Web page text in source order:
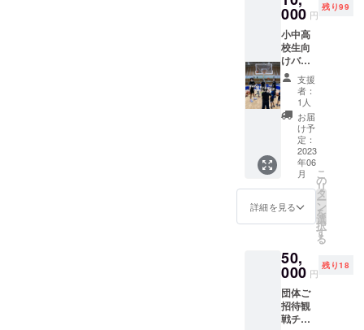
（上記
以外の
試合）
来シー
ズンの
試合分
に関し
まして
は、試
合日程
が決定
次第
メール
しま
す。
見込ん
でおり
ま
す。）
石川県
内で行
り頂け
ます。
2022年
シーズ
ンの試
合への
ご参加
が難し
い場合
は2023
シーズ
ンの試
合への
振り替
能で
す。
いただ
す。空
いてい
る座席
であれ
ばどち
らでも
お座り
いただ
けま
す。
（お届
け予定
より早
いスケ
す。）
2023年
シーズ
ン分
（上記
以外の
（2.18/
2.19及
び
3.10/3.1
1） 一
口で保
護者の
方２名
様、小
学生以
下のお
子様２
名様の
４名様
までと
なって
リター
ンを選
だいた
方に希
望する
000 円
残り99
小中高
校生向
けバス
ケ指導
教室 開
催日
時：
2023年
6月頃
10:00～
15:00
見込み
開催場
所：七
尾総合
田鶴浜
体育館
を予定
参加費
等：無
し（交
支援
者：
1人
お届
け予
定：
2023
年06
月
詳細を見る
こ
の
リ
タ
ー
ン
を
選
択
す
る
50,
000 円
残り18
団体ご
招待観
戦チ